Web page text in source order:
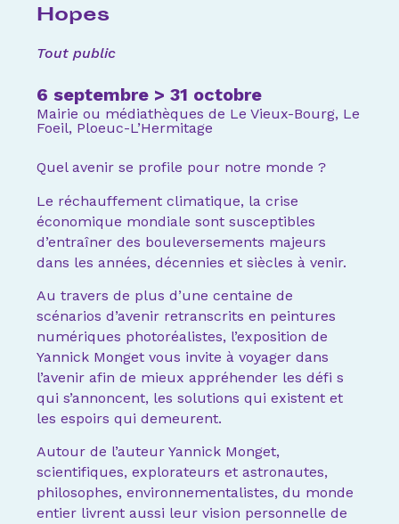
Hopes
Tout public
6 septembre > 31 octobre
Mairie ou médiathèques de Le Vieux-Bourg, Le
Foeil, Ploeuc-L’Hermitage
Quel avenir se profile pour notre monde ?
Le réchauffement climatique, la crise
économique mondiale sont susceptibles
d’entraîner des bouleversements majeurs
dans les années, décennies et siècles à venir.
Au travers de plus d’une centaine de
scénarios d’avenir retranscrits en peintures
numériques photoréalistes, l’exposition de
Yannick Monget vous invite à voyager dans
l’avenir afin de mieux appréhender les défi s
qui s’annoncent, les solutions qui existent et
les espoirs qui demeurent.
Autour de l’auteur Yannick Monget,
scientifiques, explorateurs et astronautes,
philosophes, environnementalistes, du monde
entier livrent aussi leur vision personnelle de